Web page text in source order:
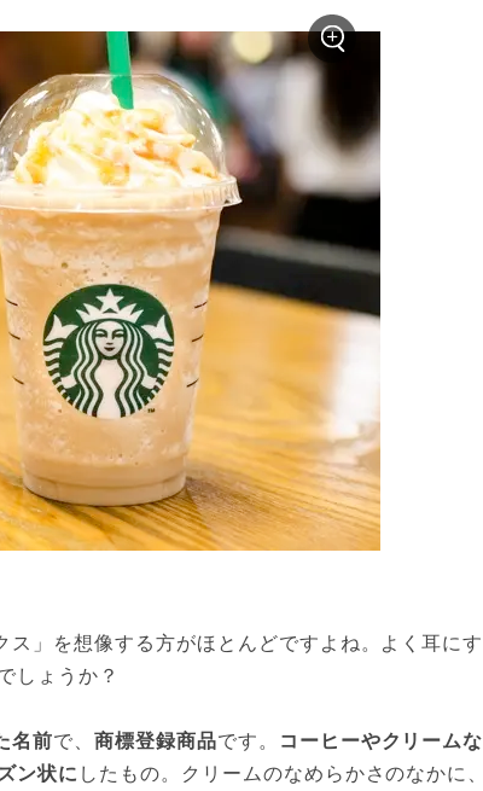
ス」を想像する方がほとんどですよね。よく耳にす
しょうか？
名前で、商標登録商品です。
コーヒーやクリームな
ン状に したもの。クリームのなめらかさのなかに、